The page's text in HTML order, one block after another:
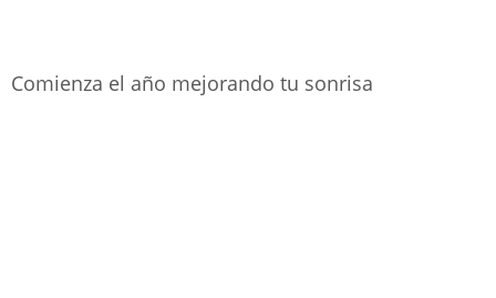
Comienza el año mejorando tu sonrisa